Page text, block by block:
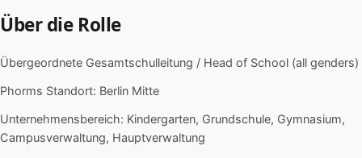
Über die Rolle
Übergeordnete Gesamtschulleitung / Head of School (all genders)
Phorms Standort: Berlin Mitte
Unternehmensbereich: Kindergarten, Grundschule, Gymnasium,
Campusverwaltung, Hauptverwaltung